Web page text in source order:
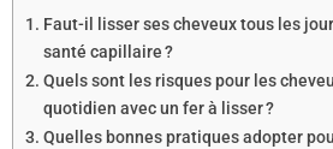
Faut-il lisser ses cheveux tous les
santé capillaire ?
Quels sont les risques pour les
quotidien avec un fer à lisser ?
Quelles bonnes pratiques adopter